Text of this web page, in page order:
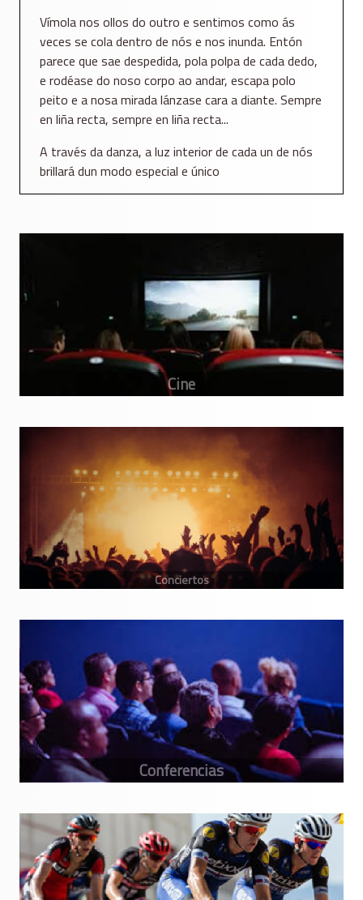
Vímola nos ollos do outro e sentimos como ás
veces se cola dentro de nós e nos inunda. Entón
parece que sae despedida, pola polpa de cada dedo,
e rodéase do noso corpo ao andar, escapa polo
peito e a nosa mirada lánzase cara a diante. Sempre
en liña recta, sempre en liña recta...
A través da danza, a luz interior de cada un de nós
brillará dun modo especial e único